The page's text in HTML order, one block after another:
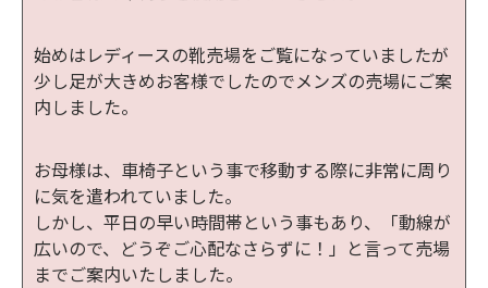
始めはレディースの靴売場をご覧になっていましたが
少し足が大きめお客様でしたのでメンズの売場にご案
内しました。
お母様は、車椅子という事で移動する際に非常に周り
に気を遣われていました。
しかし、平日の早い時間帯という事もあり、「動線が
広いので、どうぞご心配なさらずに！」と言って売場
までご案内いたしました。